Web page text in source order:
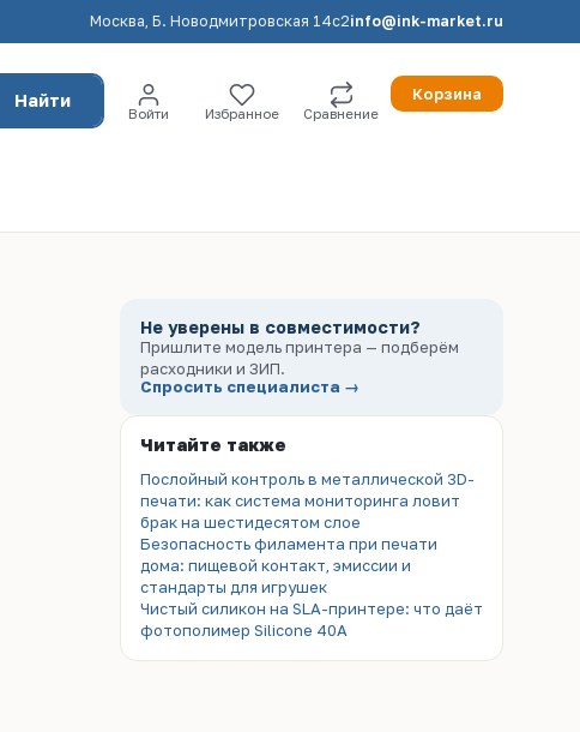
Москва, Б. Новодмитровская 14с2info@ink-market.ru
Найти
Войти Избранное Сравнение
Корзина
Не уверены в совместимости?
Пришлите модель принтера — подберём
расходники и ЗИП.
Спросить специалиста →
Читайте также
Послойный контроль в металлической 3D-
печати: как система мониторинга ловит
брак на шестидесятом слое
Безопасность филамента при печати
дома: пищевой контакт, эмиссии и
стандарты для игрушек
Чистый силикон на SLA-принтере: что даёт
фотополимер Silicone 40A